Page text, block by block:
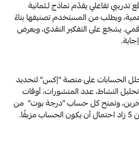
تدريبي تفاعلي يقدّم نماذج لـثمانية
ويطلب من المستخدم تصنيفها بناءً
يشجّع على التفكير النقدي، ويعرض
الحسابات على منصة "إكس" لتحديد
النشاط، عدد المنشورات، أوقات
وتمنح كل حساب "درجة بوت" من